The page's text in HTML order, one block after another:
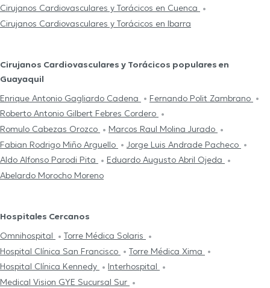
Cirujanos Cardiovasculares y Torácicos en Cuenca
Cirujanos Cardiovasculares y Torácicos en Ibarra
Cirujanos Cardiovasculares y Torácicos populares en
Guayaquil
Enrique Antonio Gagliardo Cadena
Fernando Polit Zambrano
Roberto Antonio Gilbert Febres Cordero
Romulo Cabezas Orozco
Marcos Raul Molina Jurado
Fabian Rodrigo Miño Arguello
Jorge Luis Andrade Pacheco
Aldo Alfonso Parodi Pita
Eduardo Augusto Abril Ojeda
Abelardo Morocho Moreno
Hospitales Cercanos
Omnihospital
Torre Médica Solaris
Hospital Clínica San Francisco
Torre Médica Xima
Hospital Clínica Kennedy
Interhospital
Medical Vision GYE Sucursal Sur